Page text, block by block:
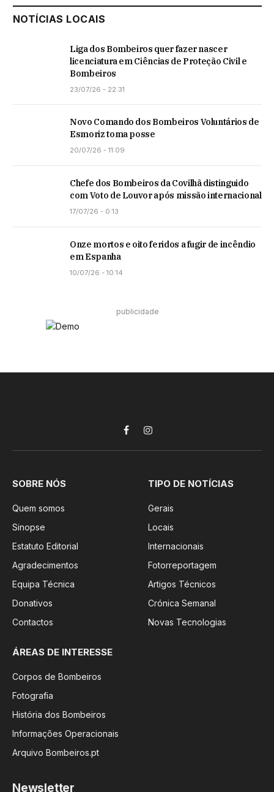
NOTÍCIAS LOCAIS
Liga dos Bombeiros quer fazer nascer
licenciatura em Ciências de Proteção Civil e
Bombeiros
23/07/26 - 22:31
Novo Comando dos Bombeiros Voluntários de
Esmoriz toma posse
20/07/26 - 11:09
Chefe dos Bombeiros da Covilhã distinguido
com Voto de Louvor após missão internacional
17/07/26 - 0:13
Onze mortos e oito feridos a fugir de incêndio
em Espanha
10/07/26 - 10:14
publicidade
FacebookInstagram
SOBRE NÓS
Quem somos
Sinopse
Estatuto Editorial
Agradecimentos
Equipa Técnica
Donativos
Contactos
TIPO DE NOTÍCIAS
Gerais
Locais
Internacionais
Fotorreportagem
Artigos Técnicos
Crónica Semanal
Novas Tecnologias
ÁREAS DE INTERESSE
Corpos de Bombeiros
Fotografia
História dos Bombeiros
Informações Operacionais
Arquivo Bombeiros.pt
Newsletter